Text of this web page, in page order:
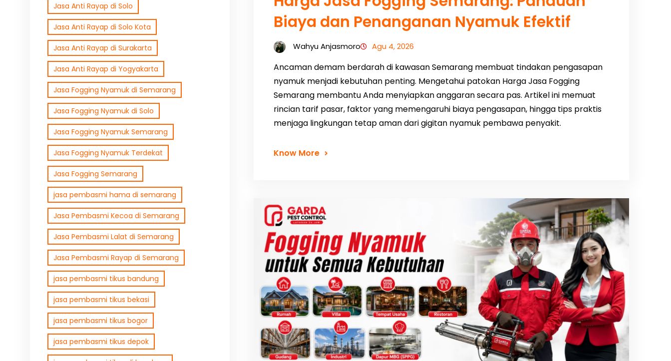
Jasa Anti Rayap di Solo
Jasa Anti Rayap di Solo Kota
Jasa Anti Rayap di Surakarta
Jasa Anti Rayap di Yogyakarta
Jasa Fogging Nyamuk di Semarang
Jasa Fogging Nyamuk di Solo
Jasa Fogging Nyamuk Semarang
Jasa Fogging Nyamuk Terdekat
Jasa Fogging Semarang
jasa pembasmi hama di semarang
Jasa Pembasmi Kecoa di Semarang
Jasa Pembasmi Lalat di Semarang
Jasa Pembasmi Rayap di Semarang
jasa pembasmi tikus bandung
jasa pembasmi tikus bekasi
jasa pembasmi tikus bogor
jasa pembasmi tikus depok
Biaya dan Penanganan Nyamuk Efektif
Wahyu Anjasmoro Agu 4, 2026
Ancaman demam berdarah di kawasan Semarang membuat tindakan pengasapan
nyamuk menjadi kebutuhan penting. Mengetahui patokan Harga Jasa Fogging
Semarang membantu Anda menyiapkan anggaran secara pas. Artikel ini memuat
rincian tarif pasar, faktor yang memengaruhi biaya pengasapan, hingga tips praktis
menjaga lingkungan tetap aman dari gigitan nyamuk pembawa penyakit.
Know More